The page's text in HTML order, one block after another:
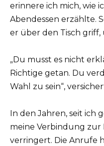
erinnere ich mich, wie
Abendessen erzählte.
er über den Tisch
„Du musst es nicht
Richtige getan. Du
Wahl zu sein“,
In den Jahren, seit ich
meine Verbindung zur
verringert. Die Anrufe